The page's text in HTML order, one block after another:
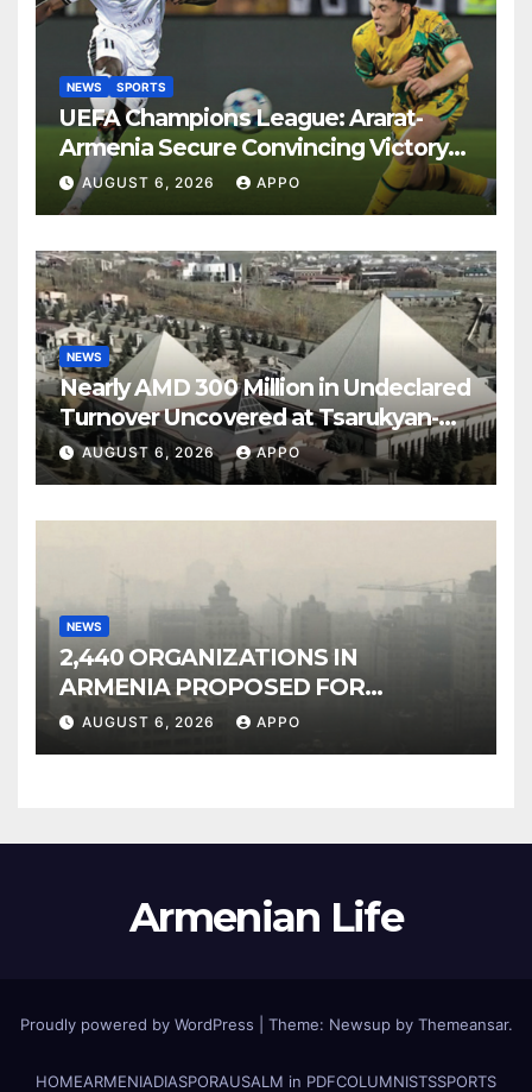
NEWS SPORTS
UEFA Champions League: Ararat-
Armenia Secure Convincing Victory
Over Shamrock Rovers 2-0
AUGUST 6, 2026 APPO
NEWS
Nearly AMD 300 Million in Undeclared
Turnover Uncovered at Tsarukyan-
Owned Entertainment Center
AUGUST 6, 2026 APPO
NEWS
2,440 ORGANIZATIONS IN
ARMENIA PROPOSED FOR
INCLUSION IN LIST OF AIR
AUGUST 6, 2026 APPO
Armenian Life
Proudly powered by WordPress Theme: Newsup by Themeansar.
HOMEARMENIADIASPORAUSALM in PDFCOLUMNISTSSPORTS